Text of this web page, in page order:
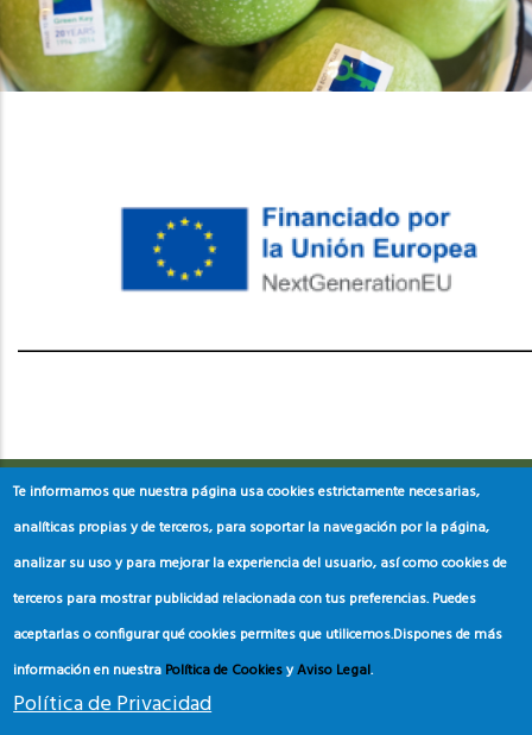
레딧 다운로드coloring pages printableinstagram reels
Te informamos que nuestra página usa cookies estrictamente necesarias,
analíticas propias y de terceros, para soportar la navegación por la página,
analizar su uso y para mejorar la experiencia del usuario, así como cookies de
terceros para mostrar publicidad relacionada con tus preferencias. Puedes
aceptarlas o configurar qué cookies permites que utilicemos.Dispones de más
información en nuestra Política de CookiesyAviso Legal.
Política de Privacidad